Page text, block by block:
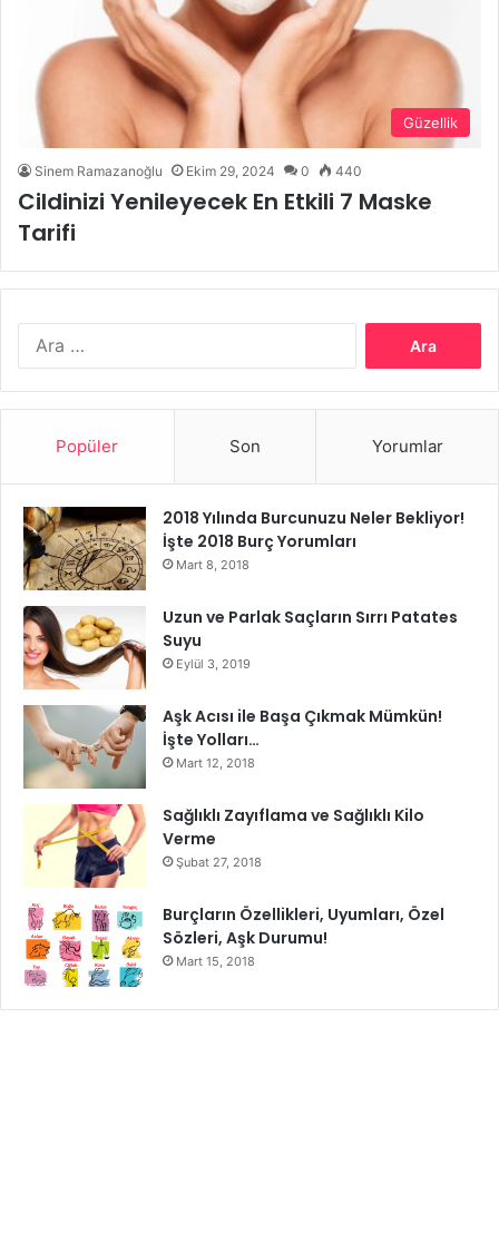
Güzellik
Sinem Ramazanoğlu Ekim 29, 2024 0 440
Cildinizi Yenileyecek En Etkili 7 Maske
Tarifi
Popüler Son Yorumlar
2018 Yılında Burcunuzu Neler Bekliyor!
İşte 2018 Burç Yorumları
Mart 8, 2018
Uzun ve Parlak Saçların Sırrı Patates
Suyu
Eylül 3, 2019
Aşk Acısı ile Başa Çıkmak Mümkün!
İşte Yolları…
Mart 12, 2018
Sağlıklı Zayıflama ve Sağlıklı Kilo
Verme
Şubat 27, 2018
Burçların Özellikleri, Uyumları, Özel
Sözleri, Aşk Durumu!
Mart 15, 2018